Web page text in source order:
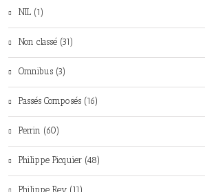
NIL (1)
Non classé (31)
Omnibus (3)
Passés Composés (16)
Perrin (60)
Philippe Picquier (48)
Philippe Rey (11)